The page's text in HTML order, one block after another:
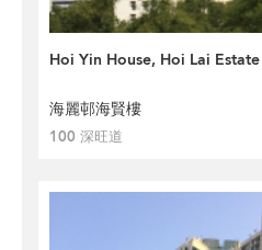
Hoi Yin House, Hoi Lai Estate
海麗邨海賢樓
100 深旺道